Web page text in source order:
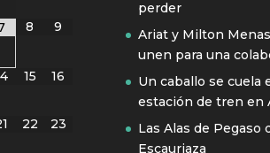
8 9
15 16
22 23
perder
Ariat y Milton
unen para una
Un caballo se cuela
estación de tren en
Las Alas de Pegaso
Escauriaza